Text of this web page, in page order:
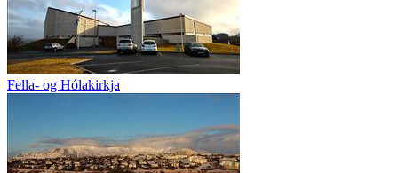
Fella- og Hólakirkja